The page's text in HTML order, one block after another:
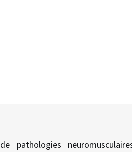
pathologies